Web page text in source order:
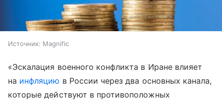
Источник: Magnific
«Эскалация военного конфликта в Иране влияет
на инфляцию в России через два основных канала,
которые действуют в противоположных